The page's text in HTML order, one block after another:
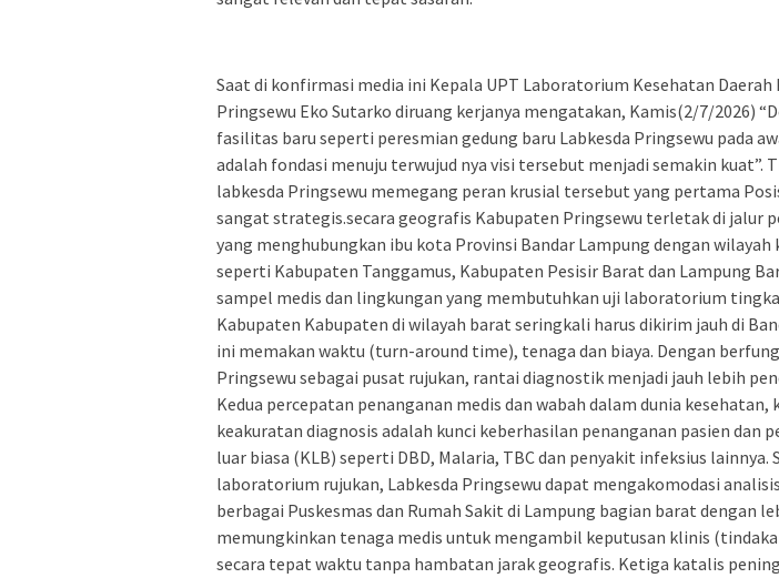
Saat di konfirmasi media ini Kepala UPT Laboratorium Kesehatan Daerah
Pringsewu Eko Sutarko diruang kerjanya mengatakan, Kamis(2/7/2026)
fasilitas baru seperti peresmian gedung baru Labkesda Pringsewu pada
adalah fondasi menuju terwujud nya visi tersebut menjadi semakin kuat”.
labkesda Pringsewu memegang peran krusial tersebut yang pertama
sangat strategis.secara geografis Kabupaten Pringsewu terletak di jalur
yang menghubungkan ibu kota Provinsi Bandar Lampung dengan
seperti Kabupaten Tanggamus, Kabupaten Pesisir Barat dan Lampung
sampel medis dan lingkungan yang membutuhkan uji laboratorium
Kabupaten Kabupaten di wilayah barat seringkali harus dikirim jauh di
ini memakan waktu (turn-around time), tenaga dan biaya. Dengan
Pringsewu sebagai pusat rujukan, rantai diagnostik menjadi jauh lebih
Kedua percepatan penanganan medis dan wabah dalam dunia kesehatan,
keakuratan diagnosis adalah kunci keberhasilan penanganan pasien dan
luar biasa (KLB) seperti DBD, Malaria, TBC dan penyakit infeksius lainnya.
laboratorium rujukan, Labkesda Pringsewu dapat mengakomodasi
berbagai Puskesmas dan Rumah Sakit di Lampung bagian barat dengan
memungkinkan tenaga medis untuk mengambil keputusan klinis
secara tepat waktu tanpa hambatan jarak geografis. Ketiga katalis